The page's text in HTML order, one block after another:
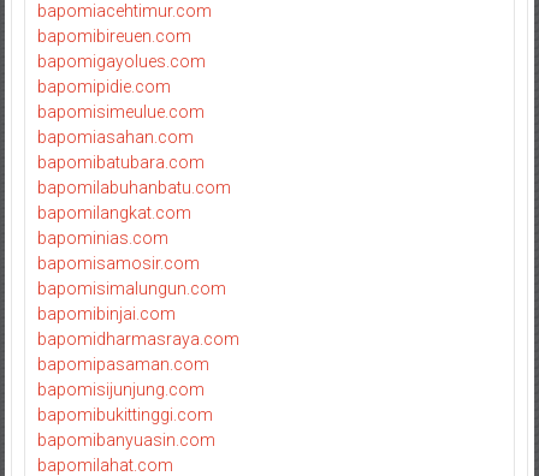
bapomiacehtimur.com
bapomibireuen.com
bapomigayolues.com
bapomipidie.com
bapomisimeulue.com
bapomiasahan.com
bapomibatubara.com
bapomilabuhanbatu.com
bapomilangkat.com
bapominias.com
bapomisamosir.com
bapomisimalungun.com
bapomibinjai.com
bapomidharmasraya.com
bapomipasaman.com
bapomisijunjung.com
bapomibukittinggi.com
bapomibanyuasin.com
bapomilahat.com